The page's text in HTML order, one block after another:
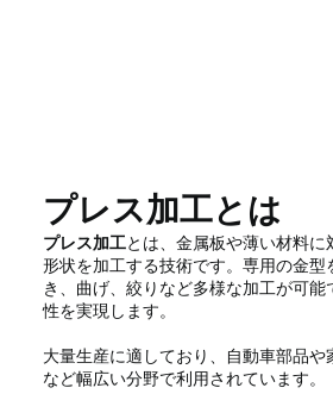
プレス加工とは
プレス加工とは、金属板や薄い材料に
形状を加工する技術です。専用の金型
き、曲げ、絞りなど多様な加工が可能
性を実現します。
大量生産に適しており、自動車部品や
など幅広い分野で利用されています。